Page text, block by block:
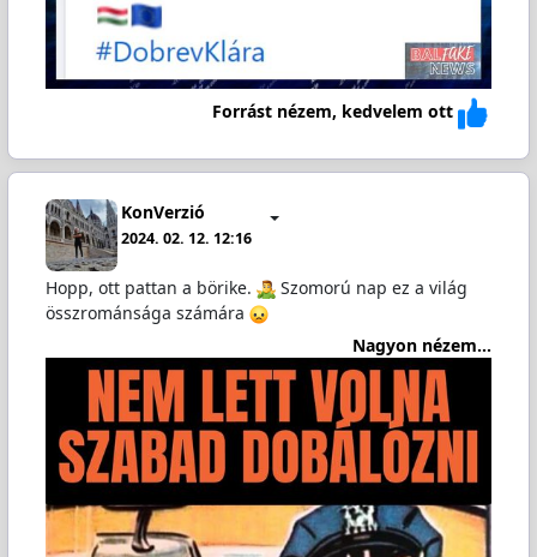
Forrást nézem, kedvelem ott
KonVerzió
2024. 02. 12. 12:16
Hopp, ott pattan a börike.
️ Szomorú nap ez a világ
összrománsága számára
Nagyon nézem...